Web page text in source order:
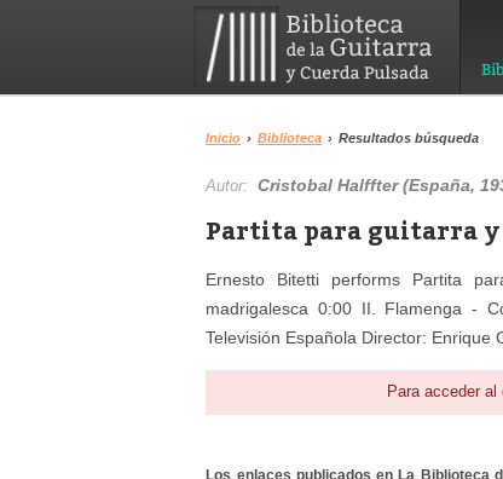
Inicio › Biblioteca › Resultados búsqueda
Autor:Cristobal Halffter (España,
Partita para guitarra
Ernesto Bitetti performs Partita
madrigalesca 0:00 II. Flamenga -
Televisión Española Director: Enrique
Para acceder